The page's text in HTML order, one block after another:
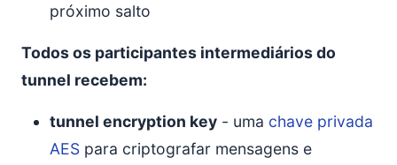
próximo salto
Todos os participantes intermediários do
tunnel recebem:
tunnel encryption key - uma chave privada
AES para criptografar mensagens e